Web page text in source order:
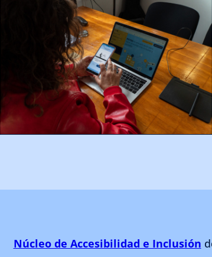
Núcleo de Accesibilidad e Inclusión